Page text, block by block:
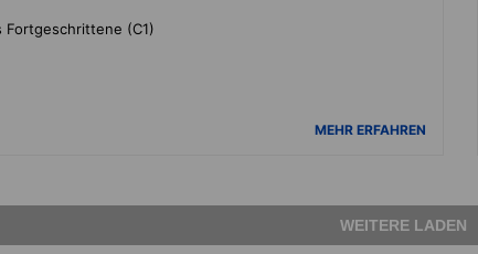
(C1)
MEHR ERFAHREN
WEITERE LADEN